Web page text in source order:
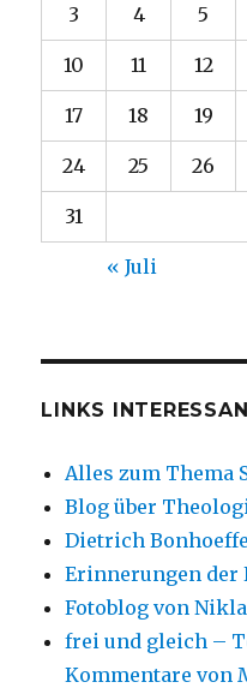
3 4 5
10 11 12
17 18 19
24 25 26
31
« Juli
LINKS
Alles zum Thema
Blog über
Dietrich
Erinnerungen
Fotoblog von
frei und gleich –
Kommentare von